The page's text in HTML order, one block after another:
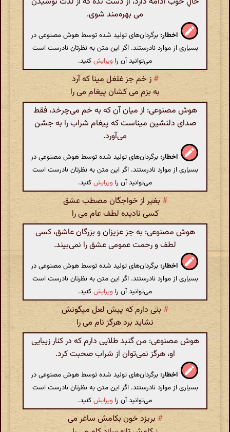
می بهره‌مند شوی.
اخطار: برگردان‌های تولید شده توسط هوش مصنوعی در
بسیاری از موارد نادرستند. اگر این متن به نظرتان نادرست است
می‌توانید آن را ویرایشکنید.
# ز خم جز غلغل مینا که آرد
به بزم می کشان پیغام می را
هوش مصنوعی: از میان آن که به خم می‌چرخد، فقط
صدای دلنشین میناست که پیغام شراب را به جشن
می‌آورد.
اخطار: برگردان‌های تولید شده توسط هوش مصنوعی در
بسیاری از موارد نادرستند. اگر این متن به نظرتان نادرست است
می‌توانید آن را ویرایشکنید.
# بغیر از خواجگان مصطب عشق
کسی نادیده لطف عام می را
هوش مصنوعی: به جز عزیزان و بزرگان عاشق، کسی
لطف و رحمت عمومی عشق را نمی‌بیند.
اخطار: برگردان‌های تولید شده توسط هوش مصنوعی در
بسیاری از موارد نادرستند. اگر این متن به نظرتان نادرست است
می‌توانید آن را ویرایشکنید.
#بتی دارم که پیش لعل میگونش
نشاید برد هرگز نام می را
هوش مصنوعی: من گنبد طلایی دارم که در کنار زیبایی
او، هرگز نمی‌توان از شراب صحبت کرد.
اخطار: برگردان‌های تولید شده توسط هوش مصنوعی در
بسیاری از موارد نادرستند. اگر این متن به نظرتان نادرست است
می‌توانید آن را ویرایشکنید.
#بریزد خون بکامش ساغر می